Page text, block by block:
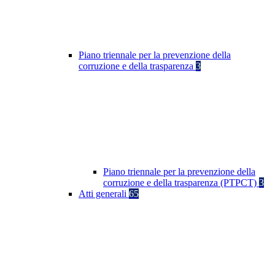
Piano triennale per la prevenzione della
corruzione e della trasparenza 3
Piano triennale per la prevenzione della
corruzione e della trasparenza (PTPCT) 3
Atti generali 65